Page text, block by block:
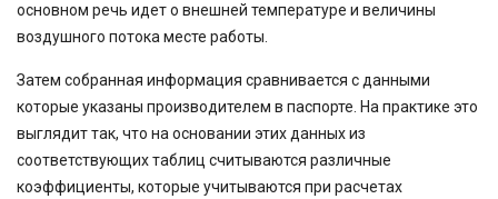
основном речь идет о внешней температуре и величины
воздушного потока месте работы.
Затем собранная информация сравнивается с данными
которые указаны производителем в паспорте. На практике это
выглядит так, что на основании этих данных из
соответствующих таблиц считываются различные
коэффициенты, которые учитываются при расчетах